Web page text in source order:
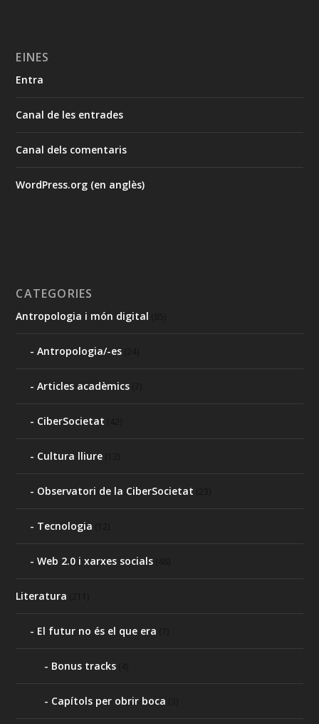
EINES
Entra
Canal de les entrades
Canal dels comentaris
WordPress.org (en anglès)
CATEGORIES
Antropologia i món digital
Antropologia/-es
Articles acadèmics
CiberSocietat
Cultura lliure
Observatori de la CiberSocietat
Tecnologia
Web 2.0 i xarxes socials
Literatura
El futur no és el que era
Bonus tracks
Capítols per obrir boca